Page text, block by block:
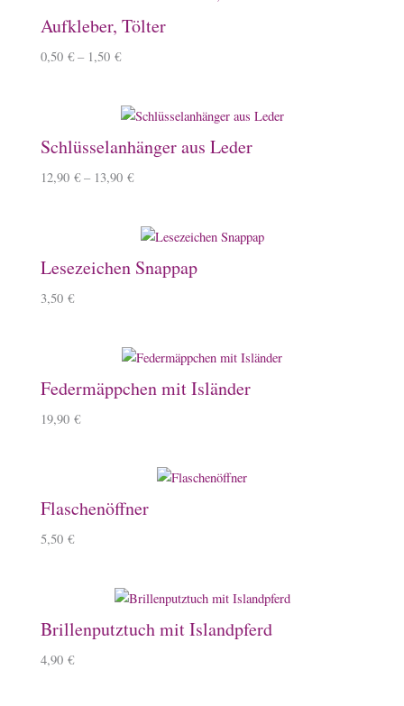
Aufkleber, Tölter
0,50 € – 1,50 €
Schlüsselanhänger aus Leder
12,90 € – 13,90 €
Lesezeichen Snappap
3,50 €
Federmäppchen mit Isländer
19,90 €
Flaschenöffner
5,50 €
Brillenputztuch mit Islandpferd
4,90 €